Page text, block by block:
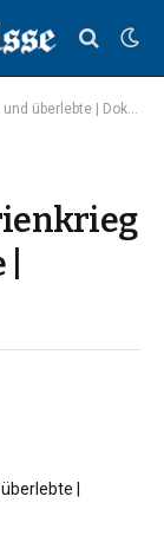
| Dokumentarfilm